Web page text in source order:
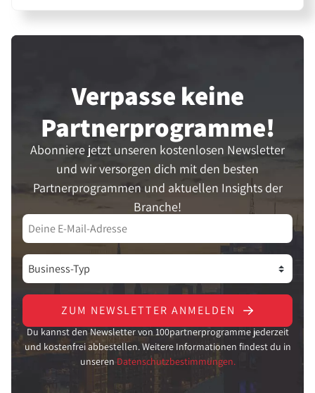
Verpasse keine
Partner­programme!
Abonniere jetzt unseren kostenlosen Newsletter
und wir versorgen dich mit den besten
Partnerprogrammen und aktuellen Insights der
Branche!
ZUM NEWSLETTER ANMELDEN
Du kannst den Newsletter von 100partnerprogramme jederzeit
und kostenfrei abbestellen. Weitere Informationen findest du in
unseren Datenschutzbestimmungen.